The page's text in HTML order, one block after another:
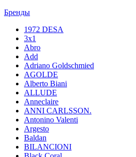
Бренды
1972 DESA
3x1
Abro
Add
Adriano Goldschmied
AGOLDE
Alberto Biani
ALLUDE
Anneclaire
ANNI CARLSSON.
Antonino Valenti
Argesto
Baldan
BILANCIONI